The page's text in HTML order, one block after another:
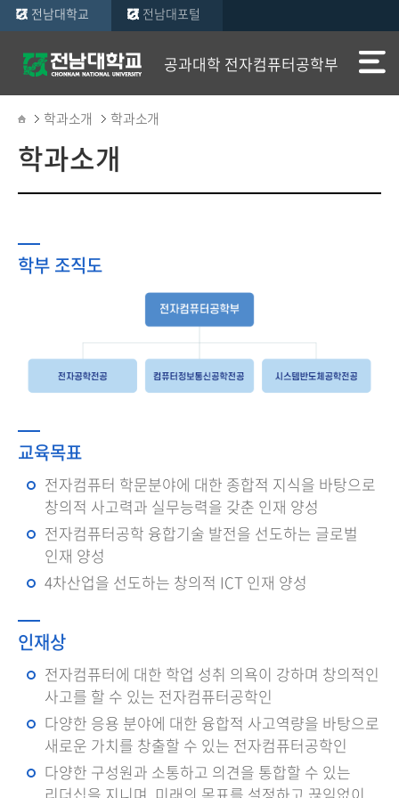
전남대학교 전남대포털
공과대학 전자컴퓨터공학부
학과소개 학과소개
학과소개
학부 조직도
교육목표
전자컴퓨터 학문분야에 대한 종합적 지식을 바탕으로
창의적 사고력과 실무능력을 갖춘 인재 양성
전자컴퓨터공학 융합기술 발전을 선도하는 글로벌
인재 양성
4차산업을 선도하는 창의적 ICT 인재 양성
인재상
전자컴퓨터에 대한 학업 성취 의욕이 강하며 창의적인
사고를 할 수 있는 전자컴퓨터공학인
다양한 응용 분야에 대한 융합적 사고역량을 바탕으로
새로운 가치를 창출할 수 있는 전자컴퓨터공학인
다양한 구성원과 소통하고 의견을 통합할 수 있는